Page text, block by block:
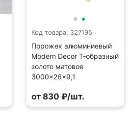
Код товара: 327195
Порожек алюминиевый
Modern Decor Т-образный
золото матовое
3000×26×9,1
от 830 ₽/шт.